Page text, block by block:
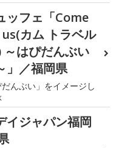
ッフェ「Come
カム トラベル
～はぴだんぶい
」／福岡県
んぶい」をイメージし
イジャパン福岡